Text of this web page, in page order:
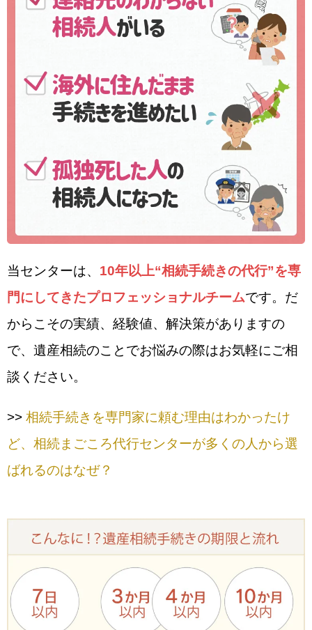
当センターは、 10年以上“相続手続きの代行”を専
門にしてきたプロフェッショナルチームです。だ
からこその実績、経験値、解決策がありますの
で、遺産相続のことでお悩みの際はお気軽にご相
談ください。
>> 相続手続きを専門家に頼む理由はわかったけ
ど、相続まごころ代行センターが多くの人から選
ばれるのはなぜ？